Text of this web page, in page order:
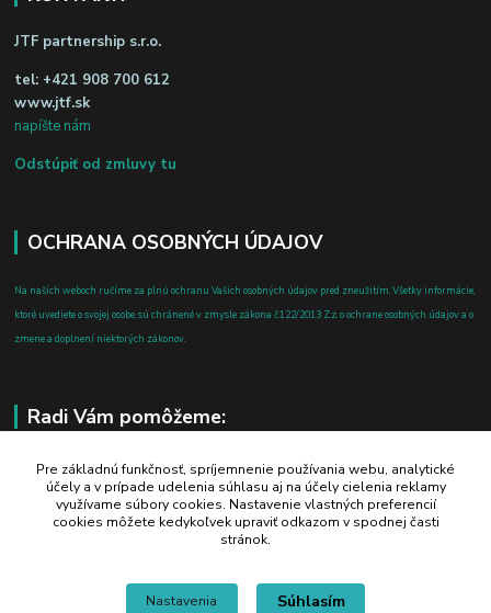
JTF partnership s.r.o.
tel: +421 908 700 612
www.jtf.sk
napíšte nám
Odstúpiť od zmluvy tu
OCHRANA OSOBNÝCH ÚDAJOV
Na našich weboch ručíme za plnú ochranu Vašich osobných údajov pred zneužitím. Všetky informácie,
ktoré uvediete o svojej osobe, sú chránené v zmysle zákona č.122/2013 Z.z. o ochrane osobných údajov a o
zmene a doplnení niektorých zákonov.
Radi Vám pomôžeme:
+421 908 700 612
po-pia: 8.00 - 16.00
business@jtf.sk
Pre základnú funkčnosť, spríjemnenie používania webu, analytické
účely a v prípade udelenia súhlasu aj na účely cielenia reklamy
využívame súbory cookies. Nastavenie vlastných preferencií
cookies môžete kedykoľvek upraviť odkazom v spodnej časti
stránok.
Nastavenia Súhlasím